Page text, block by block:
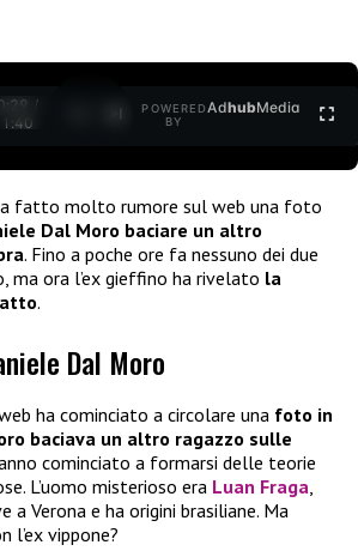
/
1:40
POWERED
BY
AdhubMedia
fatto molto rumore sul web una foto
Dal Moro baciare un altro
. Fino a poche ore fa nessuno dei due
ma ora l’ex gieffino ha rivelato la
.
Dal Moro
ha cominciato a circolare una foto in
baciava un altro ragazzo sulle
cominciato a formarsi delle teorie
L’uomo misterioso era Luan Fraga,
a Verona e ha origini brasiliane. Ma
l’ex vippone?